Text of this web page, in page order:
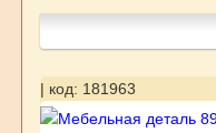
| код: 181963